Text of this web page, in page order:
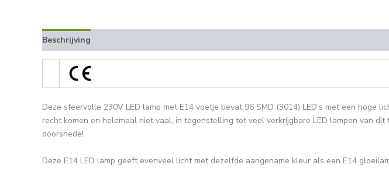
Beschrijving
Deze sfeervolle 230V LED lamp met E14 voetje bevat 96 SMD (3014) LED’s met een
recht komen en helemaal niet vaal, in tegenstelling tot veel verkrijgbare LED lampen van
doorsnede!
Deze E14 LED lamp geeft evenveel licht met dezelfde aangename kleur als een E14